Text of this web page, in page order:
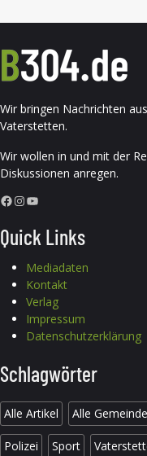
Wir bringen Nachrichten
Vaterstetten.
Wir wollen in und mit der
Diskussionen anregen.
Facebook InstagramYouTube
Quick Links
Mediadaten
Kontakt
Verlag
Impressum
Datenschutzerklärung
Schlagwörter
Alle Artikel Alle
Polizei Sport